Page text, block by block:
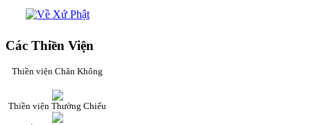
Các Thiền Viện
Thiền viện Chân Không
Thiền viện Thường Chiếu